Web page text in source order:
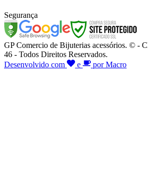
Segurança
GP Comercio de Bijuterias acessórios. © -
46 - Todos Direitos Reservados.
Desenvolvido com
e por Macro